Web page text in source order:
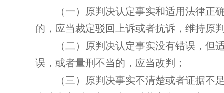
（一）原判决认定事实和适用法律正
的，应当裁定驳回上诉或者抗诉，维持原
（二）原判决认定事实没有错误，但
误，或者量刑不当的，应当改判；
（三）原判决事实不清楚或者证据不